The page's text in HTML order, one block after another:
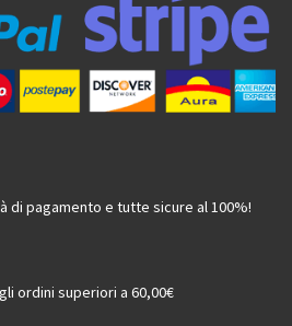
di pagamento e tutte sicure al 100%!
ordini superiori a 60,00€